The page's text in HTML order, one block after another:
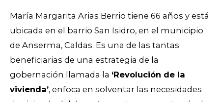
María Margarita Arias Berrio tiene 66 años y está
ubicada en el barrio San Isidro, en el municipio
de Anserma, Caldas. Es una de las tantas
beneficiarias de una estrategia de la
gobernación llamada la ‘Revolución de la
vivienda’, enfoca en solventar las necesidades